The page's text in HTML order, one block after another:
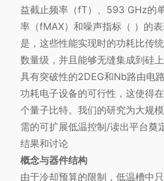
益截止频率（fT）、593 GHz的
率（fMAX）和噪声指标（ ）的
是，这些性能实现时的功耗比传
数量级，并且能够无缝集成到硅
具有突破性的2DEG和Nb路由电
功耗电子设备的可行性，这使得
个量子比特。我们的研究为大规
需的可扩展低温控制/读出平台奠
结果和讨论
概念与器件结构
由于冷却预算的限制，低温槽中